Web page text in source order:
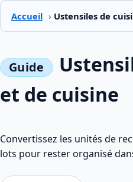
Accueil › Ustensiles de
et de cuisine
Convertissez les unités de
lots pour rester organisé